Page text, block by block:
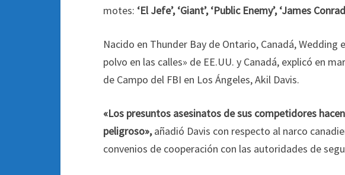
motes: ‘El Jefe’, ‘Giant’, ‘Public Enemy’, ‘James
Nacido en Thunder Bay de Ontario, Canadá, Wedding
polvo en las calles» de EE.UU. y Canadá, explicó en
de Campo del FBI en Los Ángeles, Akil Davis.
«Los presuntos asesinatos de sus competidores
peligroso»,añadió Davis con respecto al narco
convenios de cooperación con las autoridades de